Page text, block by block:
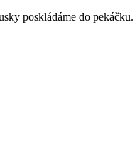
poskládáme do pekáčku.